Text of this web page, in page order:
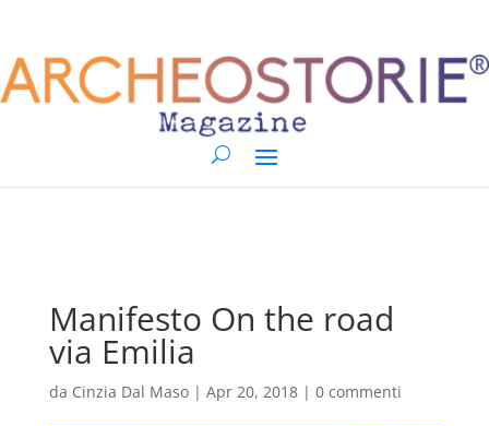
Manifesto On the road
via Emilia
da Cinzia Dal Maso| Apr 20, 2018| 0 commenti